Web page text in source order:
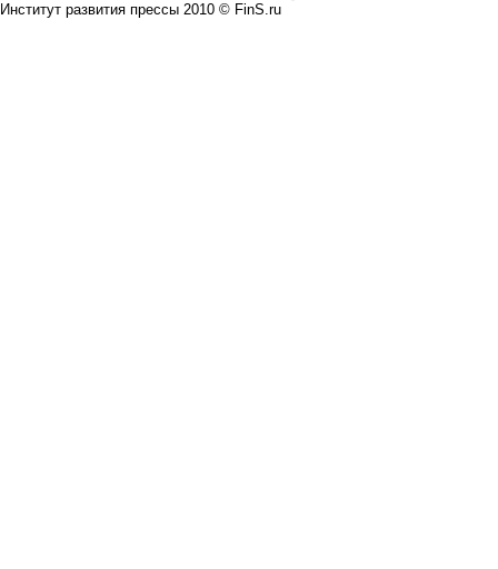
Институт развития прессы 2010 © FinS.ru